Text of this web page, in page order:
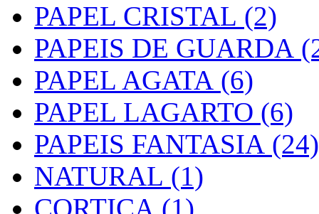
PAPEL CRISTAL (2)
PAPEIS DE GUARDA
PAPEL AGATA (6)
PAPEL LAGARTO (6)
PAPEIS FANTASIA (24)
NATURAL (1)